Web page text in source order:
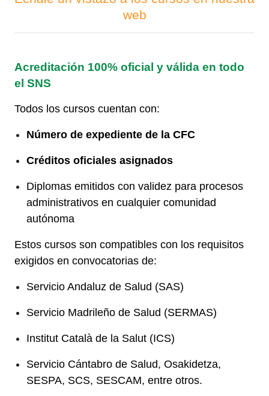
web
Acreditación 100% oficial y válida en todo
el SNS
Todos los cursos cuentan con:
Número de expediente de la CFC
Créditos oficiales asignados
Diplomas emitidos con validez para procesos
administrativos en cualquier comunidad
autónoma
Estos cursos son compatibles con los requisitos
exigidos en convocatorias de:
Servicio Andaluz de Salud (SAS)
Servicio Madrileño de Salud (SERMAS)
Institut Català de la Salut (ICS)
Servicio Cántabro de Salud, Osakidetza,
SESPA, SCS, SESCAM, entre otros.